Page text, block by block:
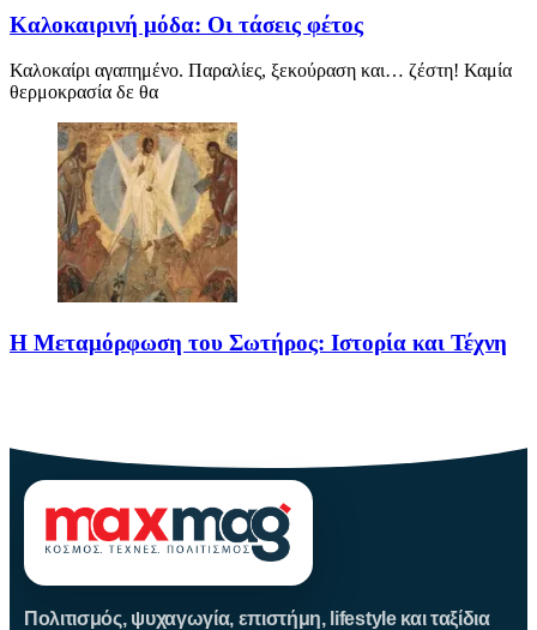
Καλοκαιρινή μόδα: Οι τάσεις φέτος
Καλοκαίρι αγαπημένο. Παραλίες, ξεκούραση και… ζέστη! Καμία
θερμοκρασία δε θα
Η Μεταμόρφωση του Σωτήρος: Ιστορία και Τέχνη
Πολιτισμός, ψυχαγωγία, επιστήμη, lifestyle και ταξίδια